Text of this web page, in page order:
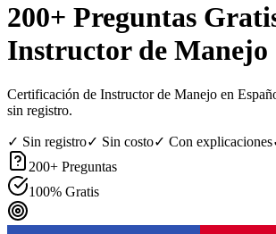
200+ Preguntas
Instructor de Manejo
Certificación de Instructor de Manejo en
sin registro.
✓ Sin registro✓ Sin costo✓ Con explicaciones
200+ Preguntas
100% Gratis